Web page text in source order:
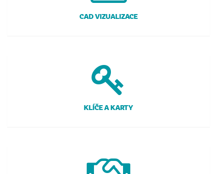
CAD VIZUALIZACE
KLÍČE A KARTY